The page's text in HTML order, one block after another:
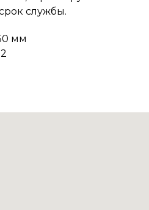
службы.
мм